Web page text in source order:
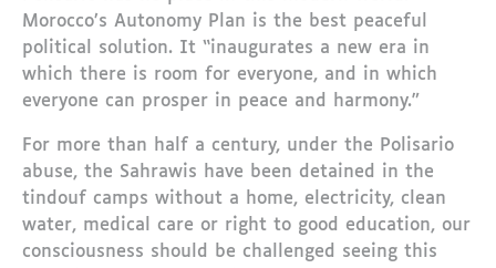
Morocco’s Autonomy Plan is the best peaceful
political solution. It “inaugurates a new era in
which there is room for everyone, and in which
everyone can prosper in peace and harmony.”
For more than half a century, under the Polisario
abuse, the Sahrawis have been detained in the
tindouf camps without a home, electricity, clean
water, medical care or right to good education, our
consciousness should be challenged seeing this